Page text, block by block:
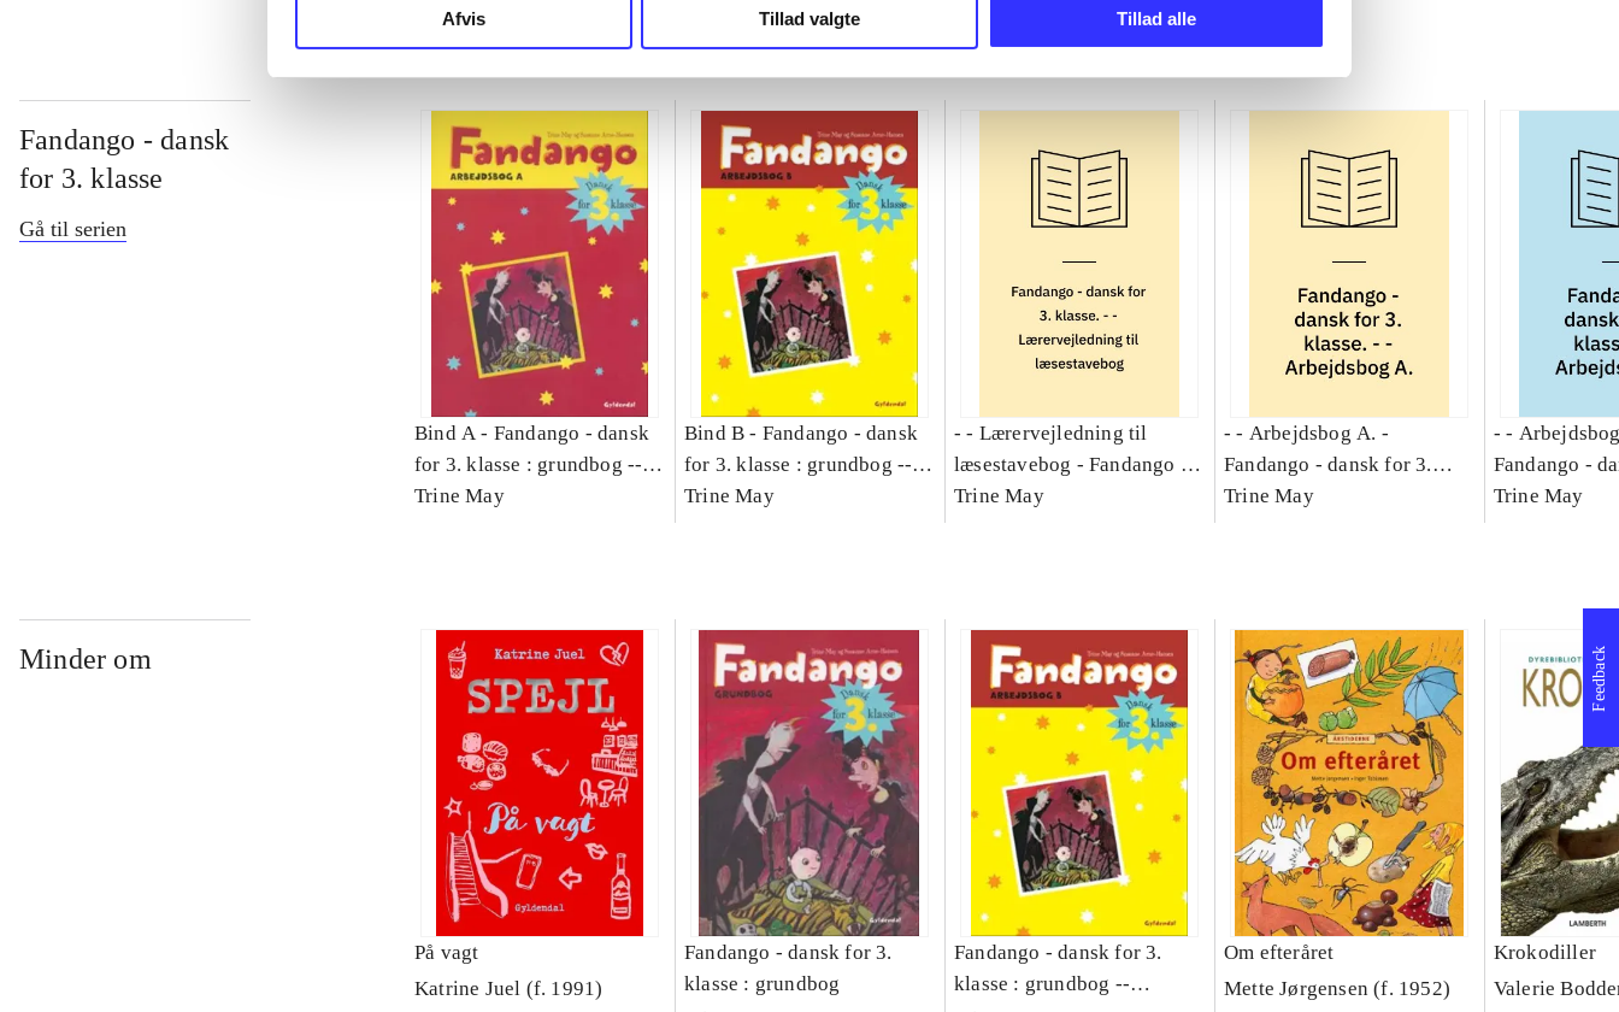
Afvis Tillad valgte Tillad alle
Fandango - dansk
for 3. klasse
Gå til serien
Bind A - Fandango - dansk
for 3. klasse : grundbog --
Arbejdsbog. Bind A
Trine May
Bind B - Fandango - dansk
for 3. klasse : grundbog --
Arbejdsbog. Bind B
Trine May
- - Lærervejledning til
læsestavebog - Fandango -
dansk for 3. klasse :
Trine May
- - Arbejdsbog A. -
Fandango - dansk for 3.
klasse : grundbog. - -
Trine May
- -
Fandango -
klasse :
Trine May
Minder om
På vagt
Katrine Juel (f. 1991)
Fandango - dansk for 3.
klasse : grundbog
Fandango - dansk for 3.
klasse : grundbog --
Om efteråret
Mette Jørgensen (f. 1952)
Krokodiller
Valerie
Feedback